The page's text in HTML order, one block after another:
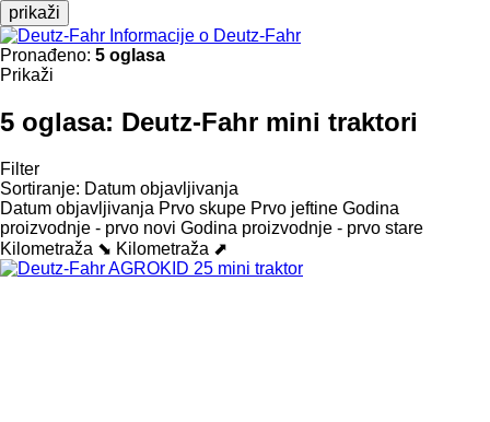
prikaži
Informacije o Deutz-Fahr
Pronađeno: 5 oglasa
Prikaži
5 oglasa: Deutz-Fahr mini traktori
Filter
Sortiranje: Datum objavljivanja
Datum objavljivanja Prvo skupe Prvo jeftine Godina
proizvodnje - prvo novi Godina proizvodnje - prvo stare
Kilometraža ⬊ Kilometraža ⬈